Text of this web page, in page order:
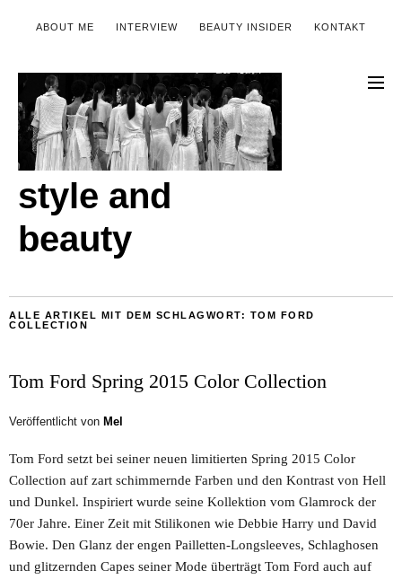
ABOUT ME INTERVIEW BEAUTY INSIDER KONTAKT
style and
beauty
ALLE ARTIKEL MIT DEM SCHLAGWORT: TOM FORD
COLLECTION
Tom Ford Spring 2015 Color Collection
Veröffentlicht von Mel
Tom Ford setzt bei seiner neuen limitierten Spring 2015 Color
Collection auf zart schimmernde Farben und den Kontrast von Hell
und Dunkel. Inspiriert wurde seine Kollektion vom Glamrock der
70er Jahre. Einer Zeit mit Stilikonen wie Debbie Harry und David
Bowie. Den Glanz der engen Pailletten-Longsleeves, Schlaghosen
und glitzernden Capes seiner Mode überträgt Tom Ford auch auf